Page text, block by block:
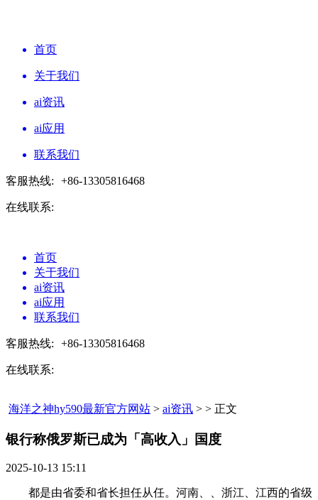
首页
关于我们
ai资讯
ai应用
联系我们
客服热线: +86-13305816468
在线联系:
首页
关于我们
ai资讯
ai应用
联系我们
客服热线: +86-13305816468
在线联系:
海洋之神hy590最新官方网站 > ai资讯 > > 正文
银行称俄罗斯已成为「高收入」国度​
2025-10-13 15:11
都是由省委和省长担任从任。河南、、浙江、江西的省级